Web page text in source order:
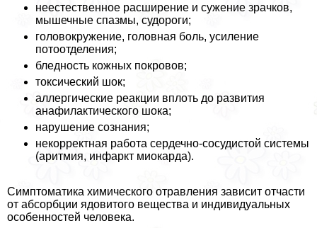
неестественное расширение и сужение зрачков,
мышечные спазмы, судороги;
головокружение, головная боль, усиление
потоотделения;
бледность кожных покровов;
токсический шок;
аллергические реакции вплоть до развития
анафилактического шока;
нарушение сознания;
некорректная работа сердечно-сосудистой системы
(аритмия, инфаркт миокарда).
Симптоматика химического отравления зависит отчасти
от абсорбции ядовитого вещества и индивидуальных
особенностей человека.